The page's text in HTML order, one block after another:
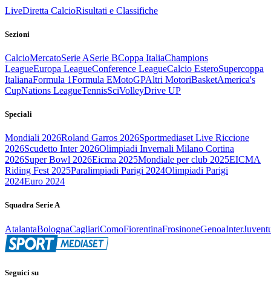
LiveDiretta CalcioRisultati e Classifiche
Sezioni
CalcioMercatoSerie ASerie BCoppa ItaliaChampions
LeagueEuropa LeagueConference LeagueCalcio EsteroSupercoppa
ItalianaFormula 1Formula EMotoGPAltri MotoriBasketAmerica's
CupNations LeagueTennisSciVolleyDrive UP
Speciali
Mondiali 2026Roland Garros 2026Sportmediaset Live Riccione
2026Scudetto Inter 2026Olimpiadi Invernali Milano Cortina
2026Super Bowl 2026Eicma 2025Mondiale per club 2025EICMA
Riding Fest 2025Paralimpiadi Parigi 2024Olimpiadi Parigi
2024Euro 2024
Squadra Serie A
AtalantaBolognaCagliariComoFiorentinaFrosinoneGenoaInter
Seguici su